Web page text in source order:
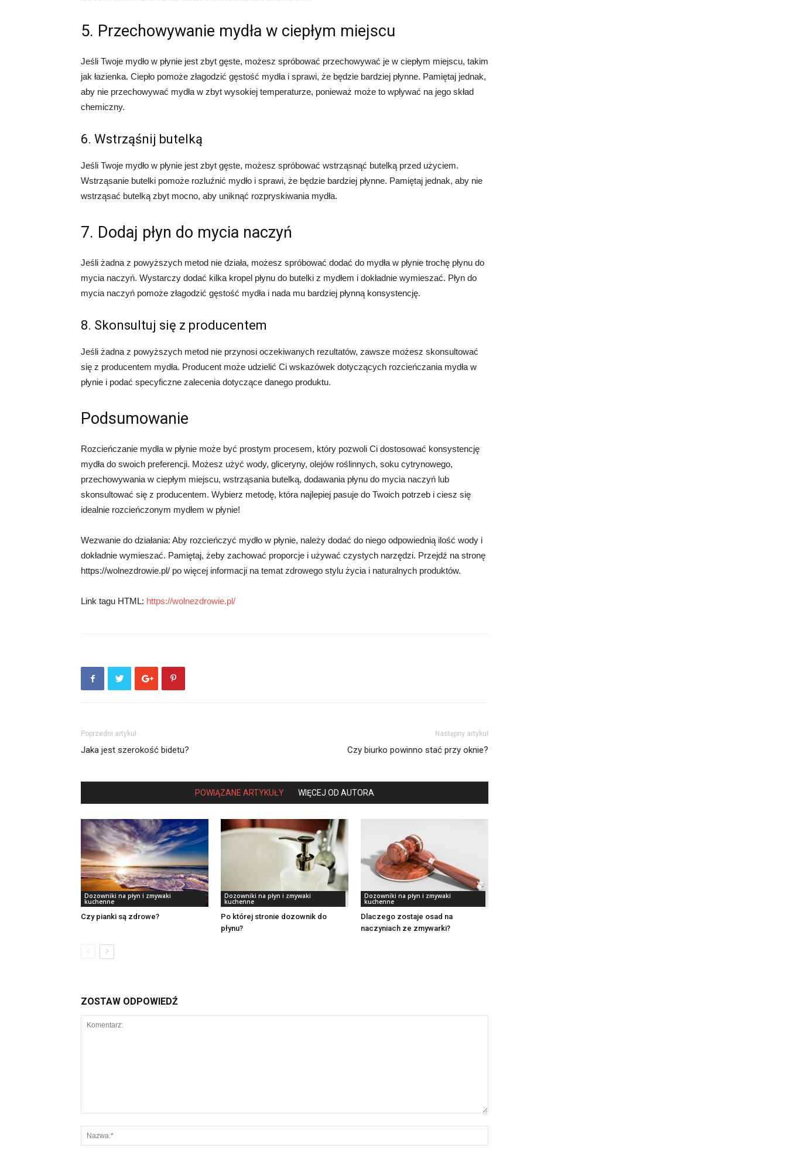
5. Przechowywanie mydła w ciepłym miejscu
Jeśli Twoje mydło w płynie jest zbyt gęste, możesz spróbować przechowywać je w ciepłym miejscu, takim
jak łazienka. Ciepło pomoże złagodzić gęstość mydła i sprawi, że będzie bardziej płynne. Pamiętaj jednak,
aby nie przechowywać mydła w zbyt wysokiej temperaturze, ponieważ może to wpływać na jego skład
chemiczny.
6. Wstrząśnij butelką
Jeśli Twoje mydło w płynie jest zbyt gęste, możesz spróbować wstrząsnąć butelką przed użyciem.
Wstrząsanie butelki pomoże rozluźnić mydło i sprawi, że będzie bardziej płynne. Pamiętaj jednak, aby nie
wstrząsać butelką zbyt mocno, aby uniknąć rozpryskiwania mydła.
7. Dodaj płyn do mycia naczyń
Jeśli żadna z powyższych metod nie działa, możesz spróbować dodać do mydła w płynie trochę płynu do
mycia naczyń. Wystarczy dodać kilka kropel płynu do butelki z mydłem i dokładnie wymieszać. Płyn do
mycia naczyń pomoże złagodzić gęstość mydła i nada mu bardziej płynną konsystencję.
8. Skonsultuj się z producentem
Jeśli żadna z powyższych metod nie przynosi oczekiwanych rezultatów, zawsze możesz skonsultować
się z producentem mydła. Producent może udzielić Ci wskazówek dotyczących rozcieńczania mydła w
płynie i podać specyficzne zalecenia dotyczące danego produktu.
Podsumowanie
Rozcieńczanie mydła w płynie może być prostym procesem, który pozwoli Ci dostosować konsystencję
mydła do swoich preferencji. Możesz użyć wody, gliceryny, olejów roślinnych, soku cytrynowego,
przechowywania w ciepłym miejscu, wstrząsania butelką, dodawania płynu do mycia naczyń lub
skonsultować się z producentem. Wybierz metodę, która najlepiej pasuje do Twoich potrzeb i ciesz się
idealnie rozcieńczonym mydłem w płynie!
Wezwanie do działania: Aby rozcieńczyć mydło w płynie, należy dodać do niego odpowiednią ilość wody i
dokładnie wymieszać. Pamiętaj, żeby zachować proporcje i używać czystych narzędzi. Przejdź na stronę
https://wolnezdrowie.pl/ po więcej informacji na temat zdrowego stylu życia i naturalnych produktów.
Link tagu HTML: https://wolnezdrowie.pl/
Poprzedni artykuł
Jaka jest szerokość bidetu?
Następny artykuł
Czy biurko powinno stać przy oknie?
POWIĄZANE ARTYKUŁY WIĘCEJ OD AUTORA
Dozowniki na płyn i zmywaki
kuchenne
Czy pianki są zdrowe?
Dozowniki na płyn i zmywaki
kuchenne
Po której stronie dozownik do
płynu?
Dozowniki na płyn i zmywaki
kuchenne
Dlaczego zostaje osad na
naczyniach ze zmywarki?
ZOSTAW ODPOWIEDŹ